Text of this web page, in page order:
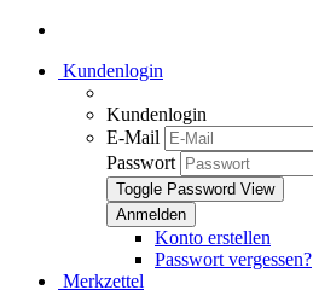
Kundenlogin
Kundenlogin
E-Mail
Passwort
Toggle Password View
Konto erstellen
Passwort vergessen?
Merkzettel